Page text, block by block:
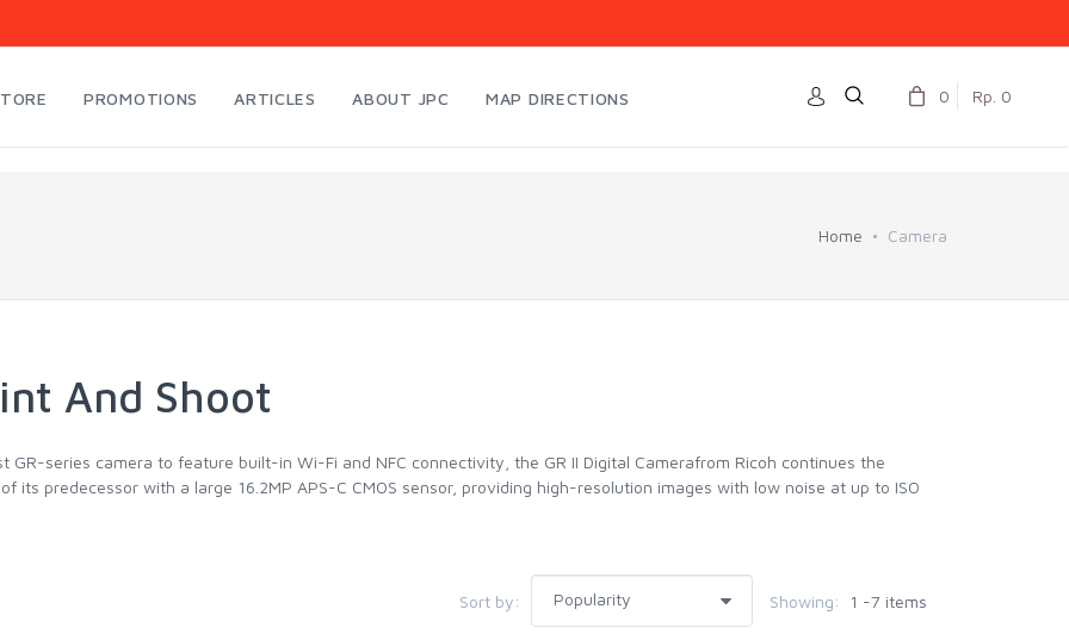
PROMOTIONS ARTICLES ABOUT JPC MAP DIRECTIONS 0 Rp. 0
Home Camera
And Shoot
GR-series camera to feature built-in Wi-Fi and NFC connectivity, the GR II Digital Camerafrom Ricoh continues the
its predecessor with a large 16.2MP APS-C CMOS sensor, providing high-resolution images with low noise at up to ISO
Sort by: Showing: 1 -7 items